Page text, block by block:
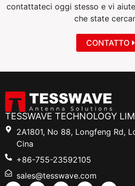
contattateci oggi stesso e vi
che state
CONTATTO
TESSWAVE TECHNOLOGY
2A1801, No 88, Longfeng Rd,
Cina
+86-755-23592105
sales@tesswave.com